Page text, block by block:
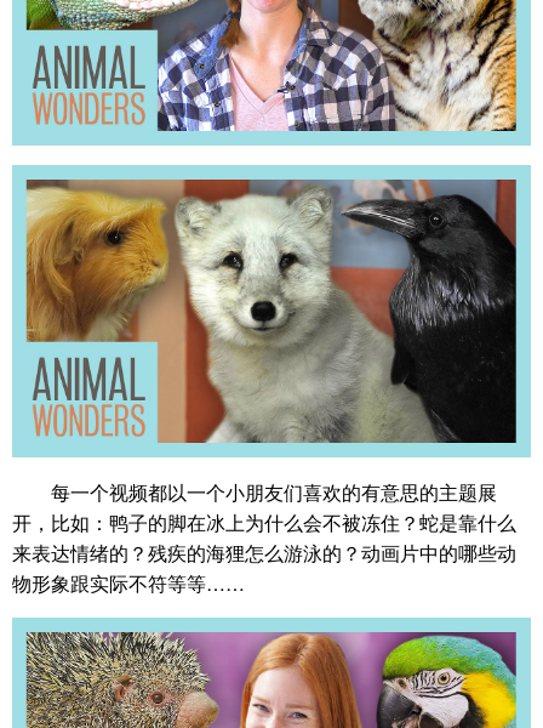
每一个视频都以一个小朋友们喜欢的有意思的主题展
开，比如：鸭子的脚在冰上为什么会不被冻住？蛇是靠什么
来表达情绪的？残疾的海狸怎么游泳的？动画片中的哪些动
物形象跟实际不符等等……